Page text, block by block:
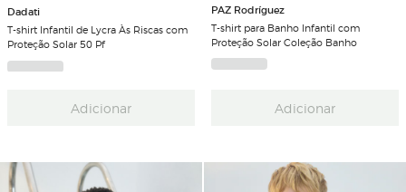
Dadati
T-shirt Infantil de Lycra Às Riscas com
Proteção Solar 50 Pf
Adicionar
PAZ Rodríguez
T-shirt para Banho Infantil com
Proteção Solar Coleção Banho
Adicionar